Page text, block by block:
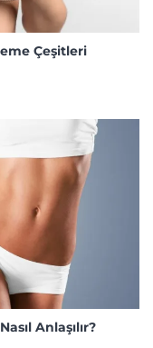
Çeşitleri
Anlaşılır?